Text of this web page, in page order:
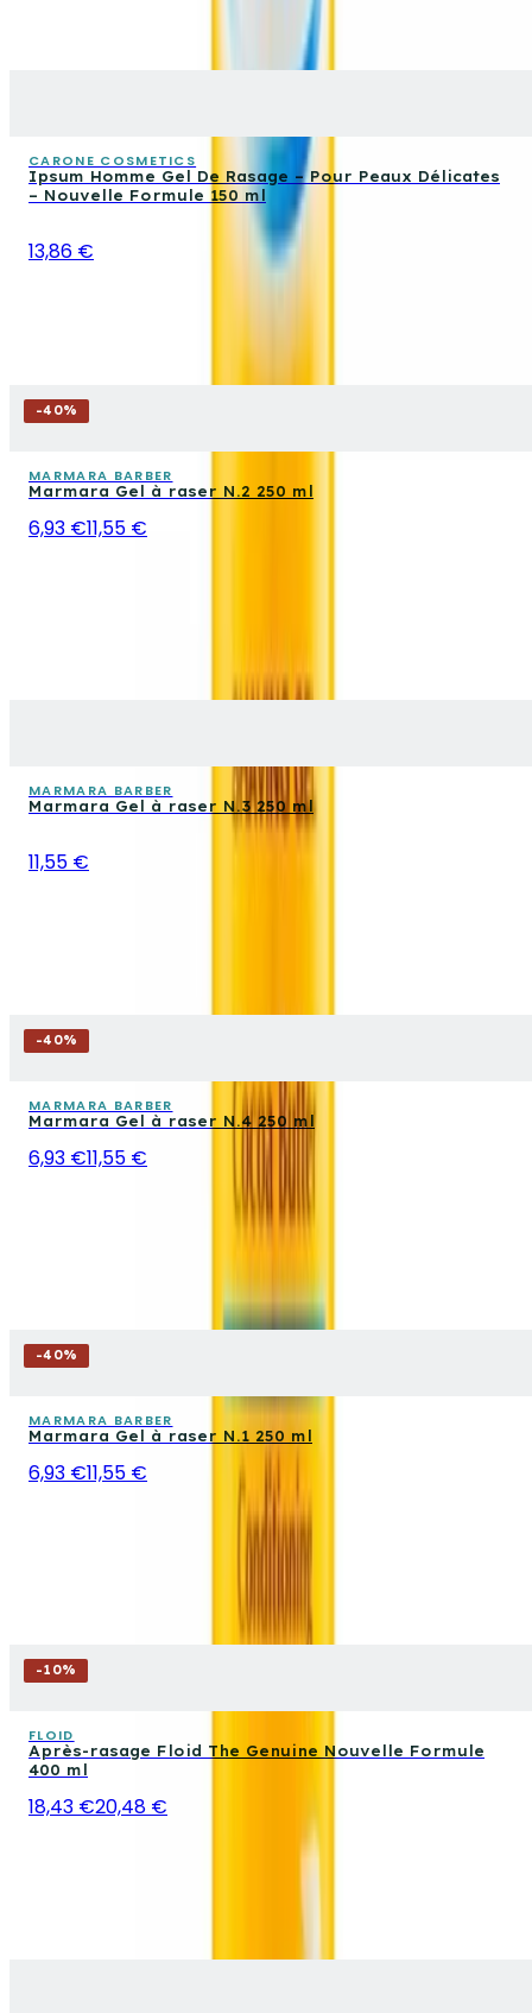
CARONE COSMETICS
Ipsum Homme Gel De Rasage – Pour Peaux Délicates
– Nouvelle Formule 150 ml
13,86 €
-40%
MARMARA BARBER
Marmara Gel à raser N.2 250 ml
6,93 €11,55 €
MARMARA BARBER
Marmara Gel à raser N.3 250 ml
11,55 €
-40%
MARMARA BARBER
Marmara Gel à raser N.4 250 ml
6,93 €11,55 €
-40%
MARMARA BARBER
Marmara Gel à raser N.1 250 ml
6,93 €11,55 €
-10%
FLOID
Après-rasage Floid The Genuine Nouvelle Formule
400 ml
18,43 €20,48 €